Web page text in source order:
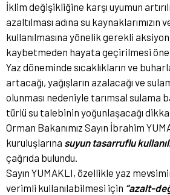
İklim değişikliğine karşı uyumun
azaltılması adına su
kullanılmasına yönelik gerekli
kaybetmeden hayata geçirilmesi
Yaz döneminde sıcaklıkların ve
artacağı, yağışların azalacağı ve
olunması nedeniyle tarımsal sulama
türlü su talebinin yoğunlaşacağı
Orman Bakanımız Sayın İbrahim
kuruluşlarına suyun tasarruflu
çağrıda bulundu.
Sayın YUMAKLI, özellikle yaz
verimli kullanılabilmesi için “azalt-